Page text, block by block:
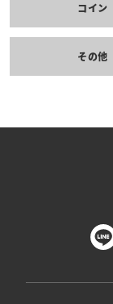
コイン
その他